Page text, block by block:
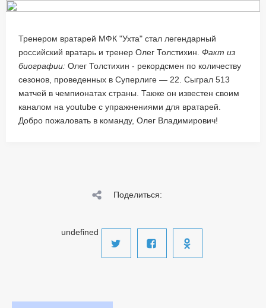
Тренером вратарей МФК "Ухта" стал легендарный
российский вратарь и тренер Олег Толстихин.Факт из
биографии:Олег Толстихин - рекордсмен по количеству
сезонов, проведенных в Суперлиге — 22. Сыграл 513
матчей в чемпионатах страны. Также он известен своим
каналом на youtube с упражнениями для вратарей.
Добро пожаловать в команду, Олег Владимирович!
Поделиться:
undefined